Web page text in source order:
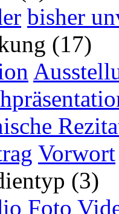
bisher
(17)
Vorwort
(3)
Foto